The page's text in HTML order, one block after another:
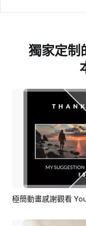
獨家定制
極簡動畫感謝觀看